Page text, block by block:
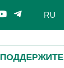
RU
ПОДДЕРЖИТЕ